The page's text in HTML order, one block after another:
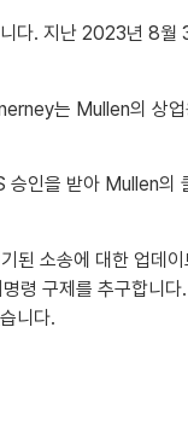
다. 지난 2023년 8월
는 Mullen의 상업
인을 받아 Mullen의
소송에 대한 업데이
령 구제를 추구합니
니다.